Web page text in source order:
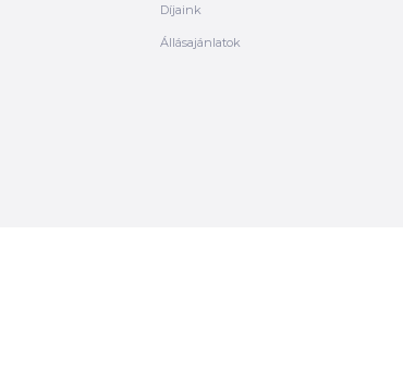
Díjaink
Állásajánlatok